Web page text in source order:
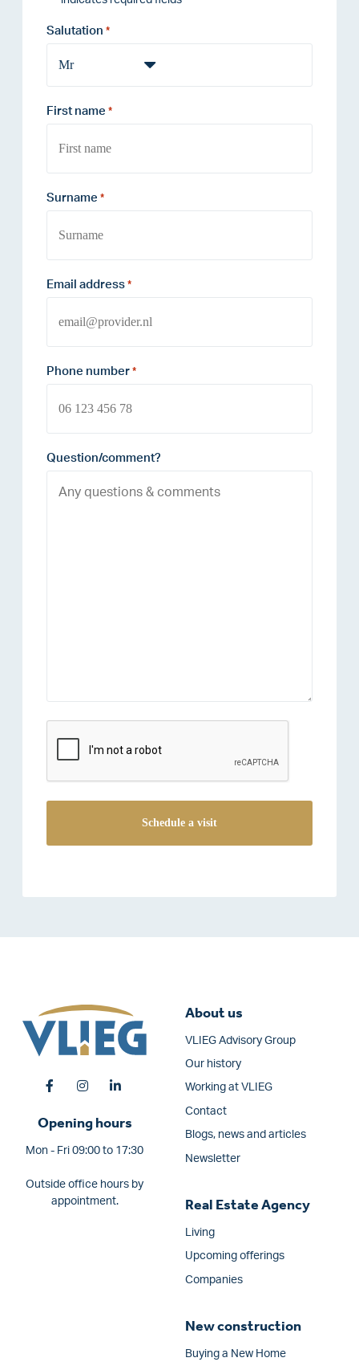
Salutation *
First name *
Surname *
Email address *
Phone number *
Question/comment?
Opening hours
Mon - Fri 09:00 to 17:30
Outside office hours by
appointment.
About us
VLIEG Advisory Group
Our history
Working at VLIEG
Contact
Blogs, news and articles
Newsletter
Real Estate Agency
Living
Upcoming offerings
Companies
New construction
Buying a New Home